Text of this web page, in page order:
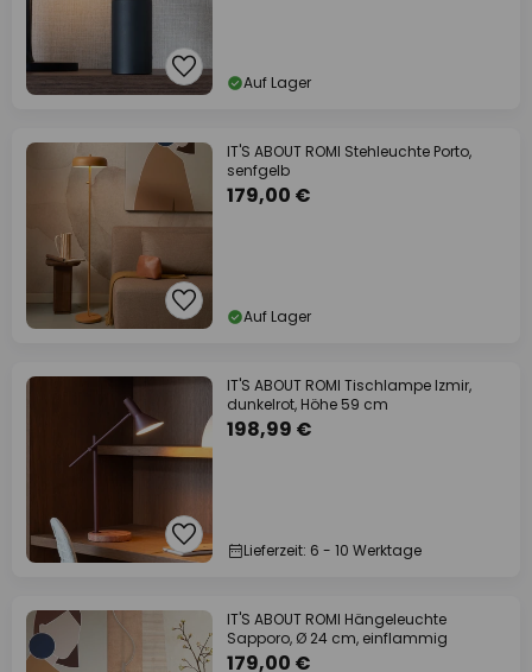
Auf Lager
IT'S ABOUT ROMI Stehleuchte Porto,
senfgelb
179,00 €
Auf Lager
IT'S ABOUT ROMI Tischlampe Izmir,
dunkelrot, Höhe 59 cm
198,99 €
Lieferzeit: 6 - 10 Werktage
IT'S ABOUT ROMI Hängeleuchte
Sapporo, Ø 24 cm, einflammig
179,00 €